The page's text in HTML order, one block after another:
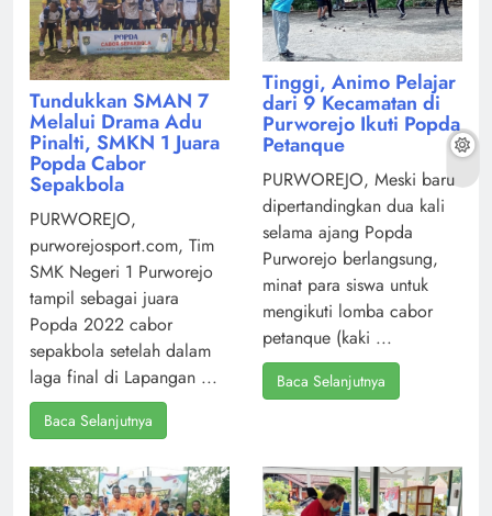
Tundukkan SMAN 7
Melalui Drama Adu
Pinalti, SMKN 1 Juara
Popda Cabor
Sepakbola
PURWOREJO,
purworejosport.com, Tim
SMK Negeri 1 Purworejo
tampil sebagai juara
Popda 2022 cabor
sepakbola setelah dalam
laga final di Lapangan ...
Baca Selanjutnya
Tinggi, Animo Pelajar
dari 9 Kecamatan di
Purworejo Ikuti Popda
Petanque
PURWOREJO, Meski baru
dipertandingkan dua kali
selama ajang Popda
Purworejo berlangsung,
minat para siswa untuk
mengikuti lomba cabor
petanque (kaki ...
Baca Selanjutnya